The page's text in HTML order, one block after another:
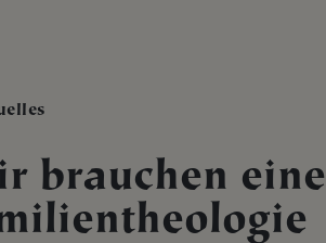
brauchen eine